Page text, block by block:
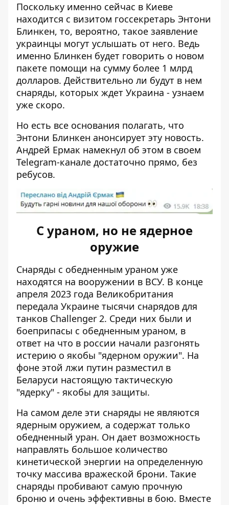
Поскольку именно сейчас в Киеве
находится с визитом госсекретарь Энтони
Блинкен, то, вероятно, такое заявление
украинцы могут услышать от него. Ведь
именно Блинкен будет говорить о новом
пакете помощи на сумму более 1 млрд
долларов. Действительно ли будут в нем
снаряды, которых ждет Украина - узнаем
уже скоро.
Но есть все основания полагать, что
Энтони Блинкен анонсирует эту новость.
Андрей Ермак намекнул об этом в своем
Telegram-канале достаточно прямо, без
ребусов.
С ураном, но не ядерное
оружие
Снаряды с обедненным ураном уже
находятся на вооружении в ВСУ. В конце
апреля 2023 года Великобритания
передала Украине тысячи снарядов для
танков Challenger 2. Среди них были и
боеприпасы с обедненным ураном, в
ответ на что в россии начали разгонять
истерию о якобы "ядерном оружии". На
фоне этой лжи путин разместил в
Беларуси настоящую тактическую
"ядерку" - якобы для защиты.
На самом деле эти снаряды не являются
ядерным оружием, а содержат только
обедненный уран. Он дает возможность
направлять большое количество
кинетической энергии на определенную
точку массива вражеской брони. Такие
снаряды пробивают самую прочную
броню и очень эффективны в бою. Вместе